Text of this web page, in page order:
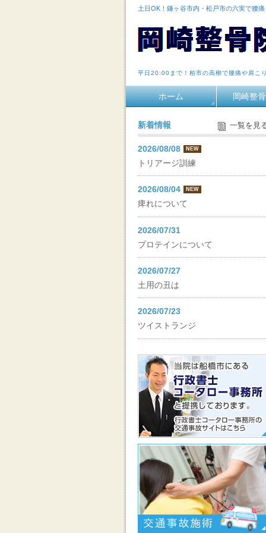
土日OK！鎌ヶ谷市内・松戸市の六実で腰
平日20:00まで！柏市の高柳で腰痛や肩こ
ホーム 岡崎整
新着情報 一覧を見
2026/08/08 NEW
トリアージ訓練
2026/08/04 NEW
痺れについて
2026/07/31
プロテインについて
2026/07/27
土用の丑は
2026/07/23
ツイストランジ